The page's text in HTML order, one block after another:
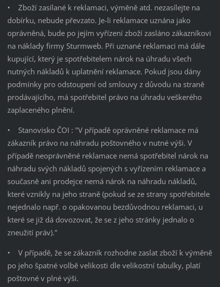
• Zboží zasílané k reklamaci, výměně atd. nezasílejte na
dobírku, nebude převzato. Je-li reklamace uznána jako
oprávněná, bude po jejím vyřízení zboží zasláno zákazníkovi
na náklady firmy Sturmweb. Při uznané reklamaci má dále
kupující, který je spotřebitelem nárok na úhradu všech
nutných nákladů k uplatnění reklamace. Pokud jsou dány
podmínky pro odstoupení od smlouvy z důvodu na straně
prodávajícího, má spotřebitel právo na úhradu veškerého
zaplaceného plnění.
• Stanovisko ČOI : "V případě oprávněné reklamace má
zákazník právo na náhradu poštovného v nutné výši. V
případě neoprávněné reklamace nemá spotřebitel nárok na
náhradu svých nákladů spojených s vyřízením reklamace a
současně ani prodejce nemá nárok na náhradu nákladů,
které vznikly na jeho straně (pokud se ze strany spotřebitele
nejednalo např. o opakovanou bezdůvodnou reklamaci, u
které se již dá dovozovat, že se z jeho stránky jednalo o
zneužití práv)."
• V případě, že se zákazník rozhodne zaslat zboží k výměně
po jeho špatné volbě velikosti dle velikostní tabulky, platí
poštovné v plné výši.